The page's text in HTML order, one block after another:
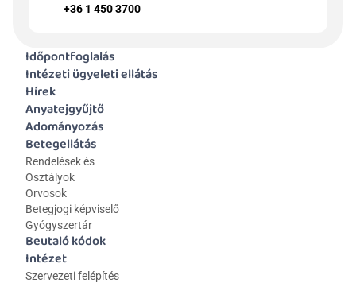
+36 1 450 3700
Időpontfoglalás
Intézeti ügyeleti ellátás
Hírek
Anyatejgyűjtő
Adományozás
Betegellátás
Rendelések és
Osztályok
Orvosok
Betegjogi képviselő
Gyógyszertár
Beutaló kódok
Intézet
Szervezeti felépítés